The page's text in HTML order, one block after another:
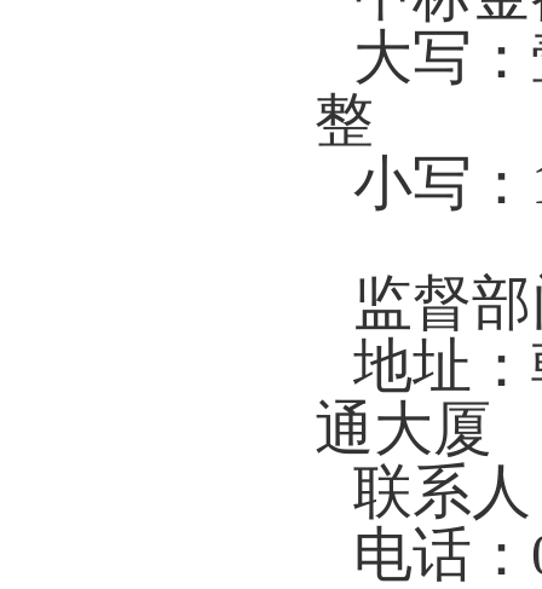
大写：
整
小写：
监督
地址
通大厦
联系
电话：